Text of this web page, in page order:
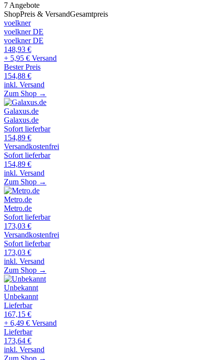
7 Angebote
ShopPreis & VersandGesamtpreis
voelkner
voelkner DE
voelkner DE
148,93 €
+ 5,95 € Versand
Bester Preis
154,88 €
inkl. Versand
Zum Shop →
Galaxus.de
Galaxus.de
Sofort lieferbar
154,89 €
Versandkostenfrei
Sofort lieferbar
154,89 €
inkl. Versand
Zum Shop →
Metro.de
Metro.de
Sofort lieferbar
173,03 €
Versandkostenfrei
Sofort lieferbar
173,03 €
inkl. Versand
Zum Shop →
Unbekannt
Unbekannt
Lieferbar
167,15 €
+ 6,49 € Versand
Lieferbar
173,64 €
inkl. Versand
Zum Shop →